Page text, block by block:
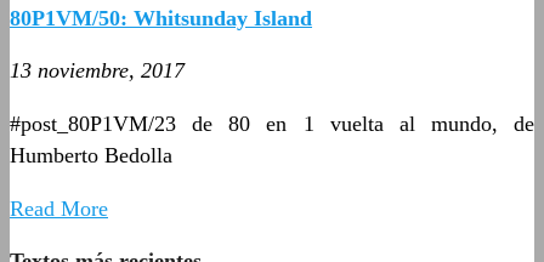
80P1VM/50: Whitsunday Island
13 noviembre, 2017
#post_80P1VM/23 de 80 en 1 vuelta al mundo, de
Humberto Bedolla
Read More